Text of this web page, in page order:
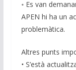
◦ Es van
APEN hi ha un
problemàtica.
Altres punts
• S’està